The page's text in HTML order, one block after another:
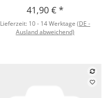
41,90 € *
Lieferzeit: 10 - 14 Werktage (DE -
Ausland abweichend)